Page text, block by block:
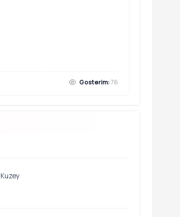
Gosterim:76
Kuzey